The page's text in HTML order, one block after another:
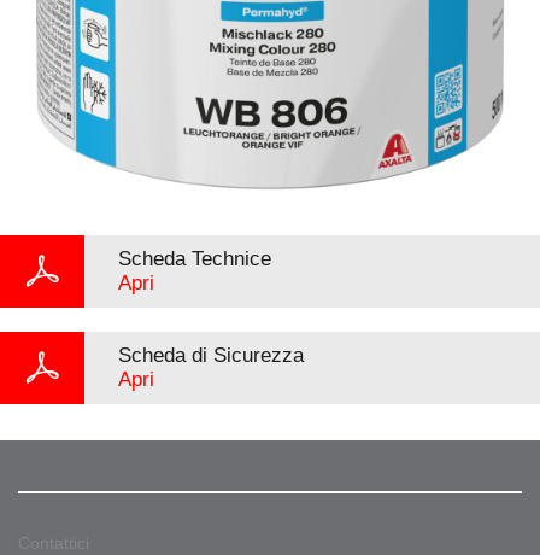
Scheda Technice
Apri
Scheda di Sicurezza
Apri
Contattici